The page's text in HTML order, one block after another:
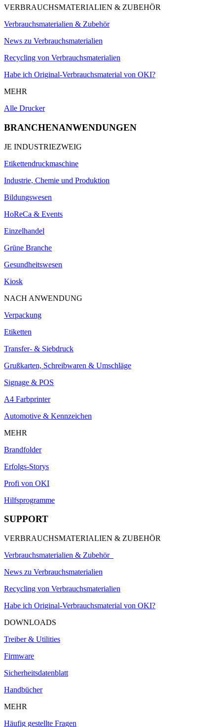
VERBRAUCHSMATERIALIEN & ZUBEHÖR
Verbrauchsmaterialien & Zubehör
News zu Verbrauchsmaterialien
Recycling von Verbrauchsmaterialien
Habe ich Original-Verbrauchsmaterial von OKI?
MEHR
Alle Drucker
BRANCHENANWENDUNGEN
JE INDUSTRIEZWEIG
Etikettendruckmaschine
Industrie, Chemie und Produktion
Bildungswesen
HoReCa & Events
Einzelhandel
Grüne Branche
Gesundheitswesen
Kiosk
NACH ANWENDUNG
Verpackung
Etiketten
Transfer- & Siebdruck
Grußkarten, Schreibwaren & Umschläge
Signage & POS
A4 Farbprinter
Automotive & Kennzeichen
MEHR
Brandfolder
Erfolgs-Storys
Profi von OKI
Hilfsprogramme
SUPPORT
VERBRAUCHSMATERIALIEN & ZUBEHÖR
Verbrauchsmaterialien & Zubehör
News zu Verbrauchsmaterialien
Recycling von Verbrauchsmaterialien
Habe ich Original-Verbrauchsmaterial von OKI?
DOWNLOADS
Treiber & Utilities
Firmware
Sicherheitsdatenblatt
Handbücher
MEHR
Häufig gestellte Fragen